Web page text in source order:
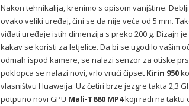
Nakon tehnikalija, krenimo s opisom vanjštine.
ovako veliki uređaj, čini se da nije veća od 5 mm.
viđati uređaje istih dimenzija s preko 200 g. Dizajn
kakav se koristi za letjelice. Da bi se ugodilo vašim
odmah ispod kamere, se nalazi senzor za otiske
poklopca se nalazi novi, vrlo vrući čipset Kirin 950
vlasništvu Huaweija. Uz četiri brze jezgre takta 2,3
potpuno novi GPU Mali-T880 MP4koji radi na taktu